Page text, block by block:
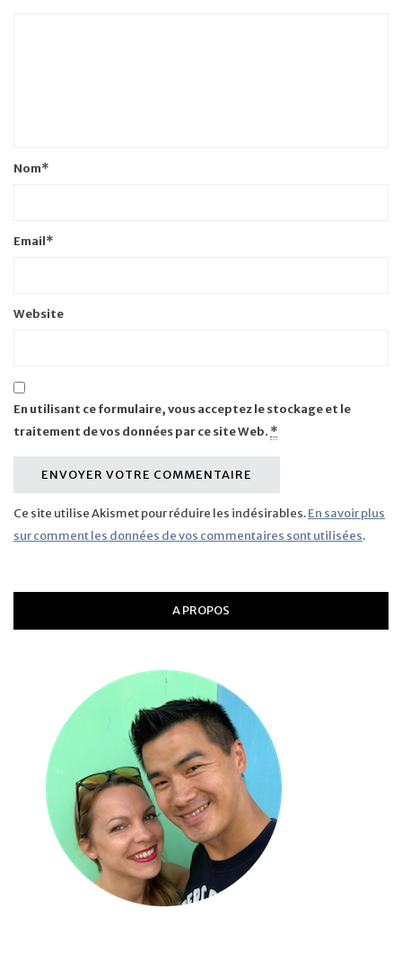
Nom*
Email*
Website
En utilisant ce formulaire, vous acceptez le stockage et le
traitement de vos données par ce site Web. *
Ce site utilise Akismet pour réduire les indésirables.En savoir plus
sur comment les données de vos commentaires sont utilisées.
A PROPOS